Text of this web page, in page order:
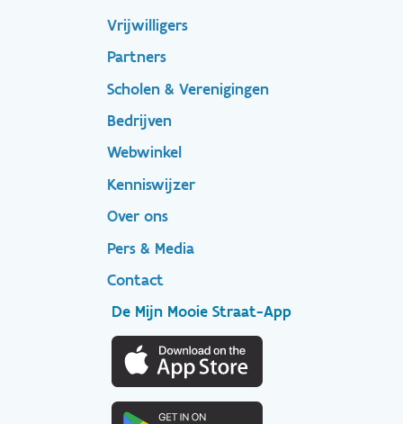
Footer-
menu
Vrijwilligers
Partners
Scholen & Verenigingen
Bedrijven
Footer
secondary
Webwinkel
Kenniswijzer
Over ons
Pers & Media
Contact
De Mijn Mooie Straat-App